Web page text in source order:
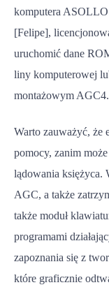
komputera
[Felipe],
uruchomić dane
liny komputerowej
montażowym AGC4.
Warto zauważyć, że
pomocy, zanim
lądowania księżyca.
AGC, a także
także moduł
programami
zapoznania się z
które graficznie